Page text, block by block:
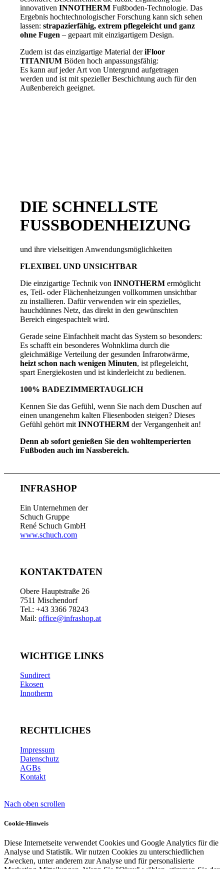
innovativenINNOTHERM Fußboden-Technologie. Das
Ergebnis hochtechnologischer Forschung kann sich sehen
lassen:strapazierfähig, extrem pflegeleicht und ganz
ohne Fugen – gepaart mit einzigartigem Design.
Zudem ist das einzigartige Material deriFloor
TITANIUM Böden hoch anpassungsfähig:
Es kann auf jeder Art von Untergrund aufgetragen
werden und ist mit spezieller Beschichtung auch für den
Außenbereich geeignet.
DIE SCHNELLSTE
FUSSBODENHEIZUNG
und ihre vielseitigen Anwendungsmöglichkeiten
FLEXIBEL UND UNSICHTBAR
Die einzigartige Technik vonINNOTHERM ermöglicht
es, Teil- oder Flächenheizungen vollkommen unsichtbar
zu installieren. Dafür verwenden wir ein spezielles,
hauchdünnes Netz, das direkt in den gewünschten
Bereich eingespachtelt wird.
Gerade seine Einfachheit macht das System so besonders:
Es schafft ein besonderes Wohnklima durch die
gleichmäßige Verteilung der gesunden Infrarotwärme,
heizt schon nach wenigen Minuten, ist pflegeleicht,
spart Energiekosten und ist kinderleicht zu bedienen.
100% BADEZIMMERTAUGLICH
Kennen Sie das Gefühl, wenn Sie nach dem Duschen auf
einen unangenehm kalten Fliesenboden steigen? Dieses
Gefühl gehört mitINNOTHERM der Vergangenheit an!
Denn ab sofort genießen Sie den wohltemperierten
Fußboden auch im Nassbereich.
INFRASHOP
Ein Unternehmen der
Schuch Gruppe
René Schuch GmbH
www.schuch.com
KONTAKTDATEN
Obere Hauptstraße 26
7511 Mischendorf
Tel.: +43 3366 78243
Mail:office@infrashop.at
WICHTIGE LINKS
Sundirect
Ekosen
Innotherm
RECHTLICHES
Impressum
Datenschutz
AGBs
Kontakt
Nach oben scrollen
Cookie-Hinweis
Diese Internetseite verwendet Cookies und Google Analytics für die
Analyse und Statistik. Wir nutzen Cookies zu unterschiedlichen
Zwecken, unter anderem zur Analyse und für personalisierte